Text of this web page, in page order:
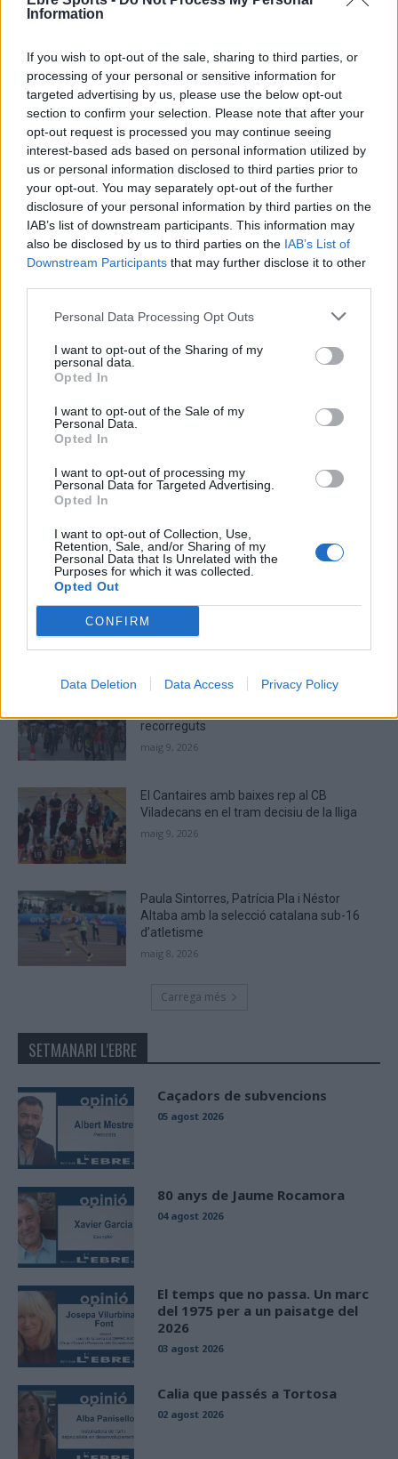
Information
If you wish to opt-out of the sale, sharing to third parties, or
processing of your personal or sensitive information for
targeted advertising by us, please use the below opt-out
section to confirm your selection. Please note that after your
opt-out request is processed you may continue seeing
interest-based ads based on personal information utilized by
us or personal information disclosed to third parties prior to
your opt-out. You may separately opt-out of the further
disclosure of your personal information by third parties on the
IAB’s list of downstream participants. This information may
also be disclosed by us to third parties on the IAB’s List of
Downstream Participants that may further disclose it to other
Personal Data Processing Opt Outs
I want to opt-out of the Sharing of my
personal data.
Opted In
I want to opt-out of the Sale of my
Personal Data.
Opted In
I want to opt-out of processing my
Personal Data for Targeted Advertising.
Opted In
I want to opt-out of Collection, Use,
Retention, Sale, and/or Sharing of my
Personal Data that Is Unrelated with the
Purposes for which it was collected.
Opted Out
CONFIRM
Data Deletion Data Access Privacy Policy
Comentari:
Deseu el meu nom, el correu electrònic i el lloc web en
Captcha8 * 1 = ?
characters
CAPTCHA
you
are
ÚLTIMES NOTÍCIES
de la Running Sèries Terres de l’Ebre
maig 9, 2026
Campredó acull la quarta prova dels
recorreguts
maig 9, 2026
El Cantaires amb baixes rep al CB
Viladecans en el tram decisiu de la lliga
maig 9, 2026
Paula Sintorres, Patrícia Pla i Néstor
Altaba amb la selecció catalana sub-16
d’atletisme
maig 8, 2026
Carrega més
SETMANARI L'EBRE
Caçadors de subvencions
05 agost 2026
80 anys de Jaume Rocamora
04 agost 2026
El temps que no passa. Un marc
del 1975 per a un paisatge del
2026
03 agost 2026
Calia que passés a Tortosa
02 agost 2026